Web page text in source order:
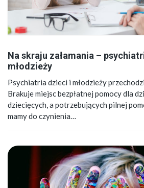
Na skraju załamania –
młodzieży
Psychiatria dzieci i młodzieży
Brakuje miejsc bezpłatnej pomocy dla
dziecięcych, a potrzebujących pilnej
mamy do czynienia…